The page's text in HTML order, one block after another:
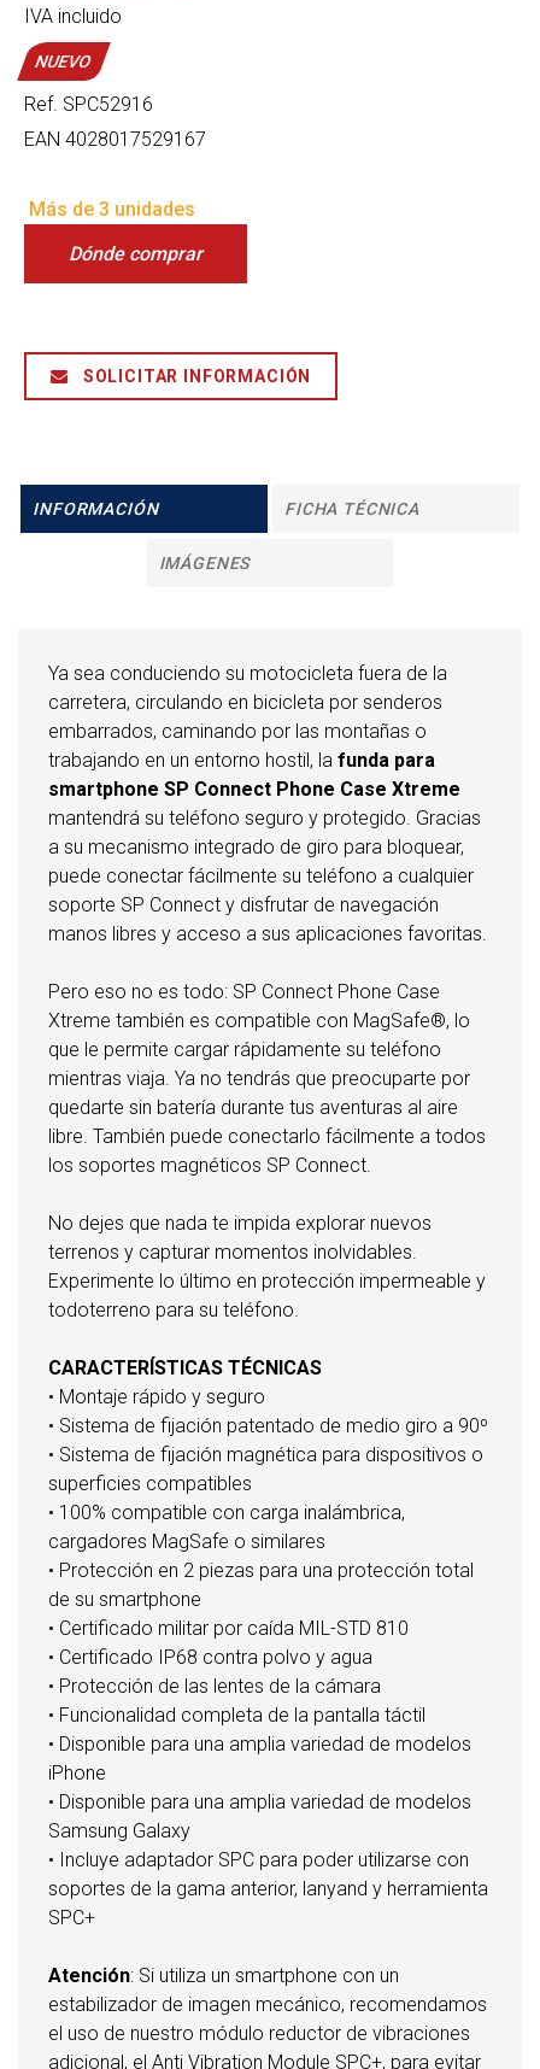
IVA incluido
NUEVO
Ref. SPC52916
EAN 4028017529167
Más de 3 unidades
Dónde comprar
SOLICITAR INFORMACIÓN
INFORMACIÓN FICHA TÉCNICA
IMÁGENES
Ya sea conduciendo su motocicleta fuera de la
carretera, circulando en bicicleta por senderos
embarrados, caminando por las montañas o
trabajando en un entorno hostil, la funda para
smartphone SP Connect Phone Case Xtreme
mantendrá su teléfono seguro y protegido. Gracias
a su mecanismo integrado de giro para bloquear,
puede conectar fácilmente su teléfono a cualquier
soporte SP Connect y disfrutar de navegación
manos libres y acceso a sus aplicaciones favoritas.
Pero eso no es todo: SP Connect Phone Case
Xtreme también es compatible con MagSafe®, lo
que le permite cargar rápidamente su teléfono
mientras viaja. Ya no tendrás que preocuparte por
quedarte sin batería durante tus aventuras al aire
libre. También puede conectarlo fácilmente a todos
los soportes magnéticos SP Connect.
No dejes que nada te impida explorar nuevos
terrenos y capturar momentos inolvidables.
Experimente lo último en protección impermeable y
todoterreno para su teléfono.
CARACTERÍSTICAS TÉCNICAS
• Montaje rápido y seguro
• Sistema de fijación patentado de medio giro a 90º
• Sistema de fijación magnética para dispositivos o
superficies compatibles
• 100% compatible con carga inalámbrica,
cargadores MagSafe o similares
• Protección en 2 piezas para una protección total
de su smartphone
• Certificado militar por caída MIL-STD 810
• Certificado IP68 contra polvo y agua
• Protección de las lentes de la cámara
• Funcionalidad completa de la pantalla táctil
• Disponible para una amplia variedad de modelos
iPhone
• Disponible para una amplia variedad de modelos
Samsung Galaxy
• Incluye adaptador SPC para poder utilizarse con
soportes de la gama anterior, lanyand y herramienta
SPC+
Atención: Si utiliza un smartphone con un
estabilizador de imagen mecánico, recomendamos
el uso de nuestro módulo reductor de vibraciones
adicional, el Anti Vibration Module SPC+, para evitar